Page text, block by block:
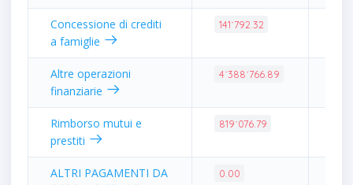
Concessione di crediti
a famiglie
141˙792.32
Altre operazioni
finanziarie
4˙388˙766.89
Rimborso mutui e
prestiti
819˙076.79
ALTRI PAGAMENTI DA
0.00